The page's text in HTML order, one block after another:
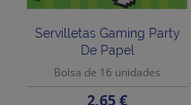
Servilletas Gaming Party
De Papel
Bolsa de 16 unidades
Precio
2,65 €